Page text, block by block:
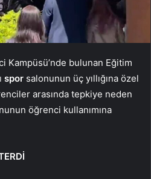
Kampüsü’nde bulunan Eğitim
spor salonunun üç yıllığına özel
arasında tepkiye neden
öğrenci kullanımına